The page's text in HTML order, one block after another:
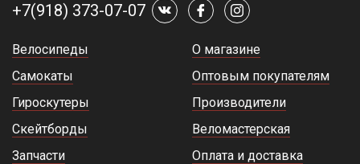
+7(918) 373-07-07
Велосипеды
Самокаты
Гироскутеры
Скейтборды
Запчасти
О магазине
Оптовым покупателям
Производители
Веломастерская
Оплата и доставка